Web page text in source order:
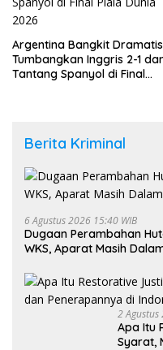
Argentina Bangkit
Tumbangkan Inggris 2-1
Tantang Spanyol di Final
Berita Kriminal
6 Agustus 2026 15:40 WIB
Dugaan Perambahan
WKS, Aparat Masih
2 Agustus
Apa Itu
Syarat,